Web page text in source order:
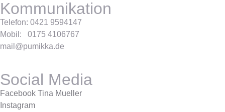
Kommunikation
Telefon: 0421 9594147
Mobil: 0175 4106767
mail@pumikka.de
Social Media
Facebook Tina Mueller
Instagram